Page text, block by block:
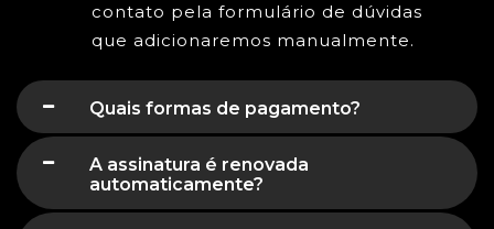
contato pela formulário de dúvidas
que adicionaremos manualmente.
Quais formas de pagamento?
A assinatura é renovada
automaticamente?